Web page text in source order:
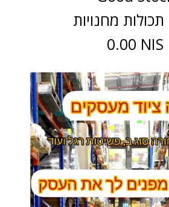
מחנויות
0.00 NIS